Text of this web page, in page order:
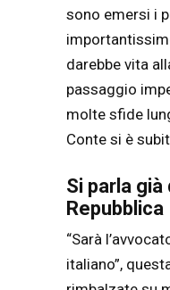
sono emersi i
darebbe vita
passaggio
molte sfide
Conte si è
Si parla già
Repubblica
“Sarà
italiano”,